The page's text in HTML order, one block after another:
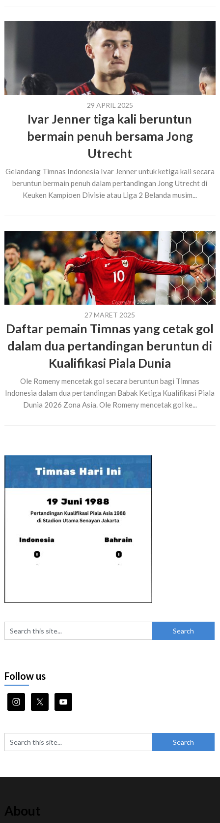
29 APRIL 2025
Ivar Jenner tiga kali beruntun
bermain penuh bersama Jong
Utrecht
Gelandang Timnas Indonesia Ivar Jenner untuk ketiga kali secara
beruntun bermain penuh dalam pertandingan Jong Utrecht di
Keuken Kampioen Divisie atau Liga 2 Belanda musim...
27 MARET 2025
Daftar pemain Timnas yang cetak gol
dalam dua pertandingan beruntun di
Kualifikasi Piala Dunia
Ole Romeny mencetak gol secara beruntun bagi Timnas
Indonesia dalam dua pertandingan Babak Ketiga Kualifikasi Piala
Dunia 2026 Zona Asia. Ole Romeny mencetak gol ke...
Follow us
About